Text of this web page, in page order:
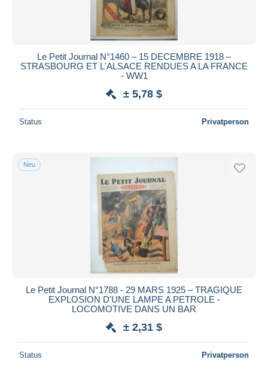
Le Petit Journal N°1460 – 15 DECEMBRE 1918 –
STRASBOURG ET L'ALSACE RENDUES A LA FRANCE
- WW1
± 5,78 $
Status Privatperson
Neu
Le Petit Journal N°1788 - 29 MARS 1925 – TRAGIQUE
EXPLOSION D'UNE LAMPE A PETROLE -
LOCOMOTIVE DANS UN BAR
± 2,31 $
Status Privatperson